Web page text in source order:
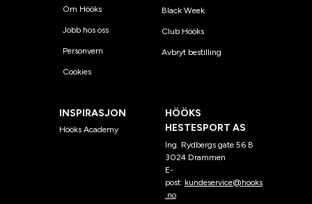
Om Hööks
Jobb hos oss
Personvern
Cookies
Black Week
Club Hööks
Avbryt bestilling
INSPIRASJON
Hööks Academy
HÖÖKS
HESTESPORT AS
Ing. Rydbergs gate 56 B
3024 Drammen
E-
post: kundeservice@hooks
.no